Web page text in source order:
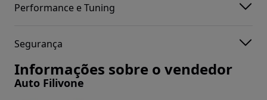
Performance e Tuning
Segurança
Informações sobre o vendedor
Auto Filivone